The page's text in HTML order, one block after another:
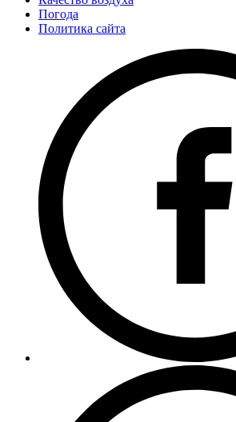
Погода
Политика сайта